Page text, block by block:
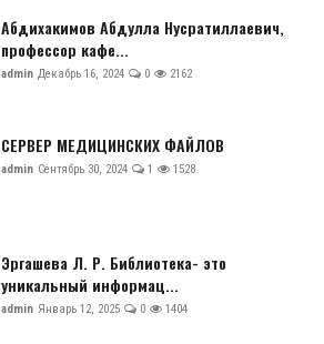
Абдихакимов Абдулла Нусратиллаевич,
профессор кафе...
admin Декабрь 16, 2024 0 2162
СЕРВЕР МЕДИЦИНСКИХ ФАЙЛОВ
admin Сентябрь 30, 2024 1 1528
Эргашева Л. Р. Библиотека- это
уникальный информац...
admin Январь 12, 2025 0 1404